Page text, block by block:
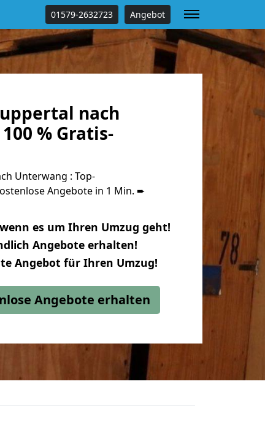
01579-2632723 Angebot
nach
% Gratis-
Unterwang : Top-
Angebote in 1 Min. ➨
es um Ihren Umzug geht!
Angebote erhalten!
Angebot für Ihren Umzug!
Angebote erhalten